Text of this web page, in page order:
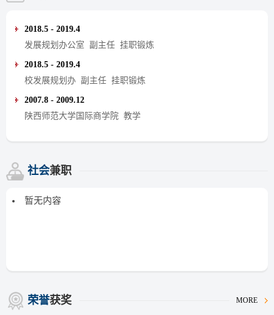
2018.5 - 2019.4
发展规划办公室 副主任 挂职锻炼
2018.5 - 2019.4
校发展规划办 副主任 挂职锻炼
2007.8 - 2009.12
陕西师范大学国际商学院 教学
社会兼职
暂无内容
MORE
荣誉获奖